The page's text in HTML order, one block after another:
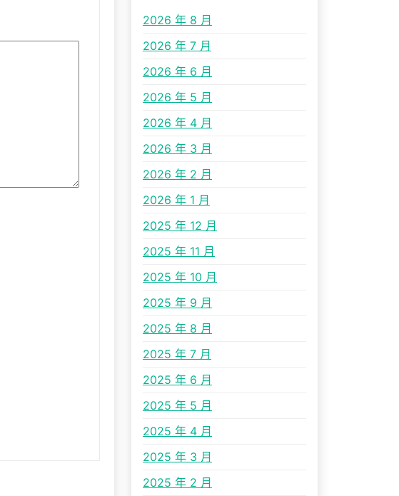
2026 年 8 月
2026 年 7 月
2026 年 6 月
2026 年 5 月
2026 年 4 月
2026 年 3 月
2026 年 2 月
2026 年 1 月
2025 年 12 月
2025 年 11 月
2025 年 10 月
2025 年 9 月
2025 年 8 月
2025 年 7 月
2025 年 6 月
2025 年 5 月
2025 年 4 月
2025 年 3 月
2025 年 2 月